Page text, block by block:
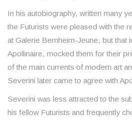
In his autobiography, written many
the Futurists were pleased with the
at Galerie Bernheim-Jeune, but that
Apollinaire, mocked them for their
of the main currents of modern art
Severini later came to agree with
Severini was less attracted to the
his fellow Futurists and frequently